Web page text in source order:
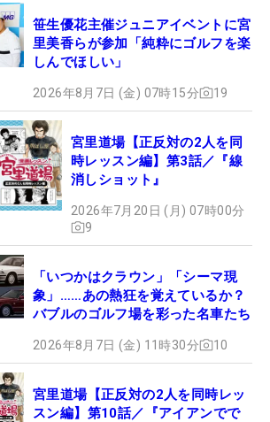
笹生優花主催ジュニアイベントに宮
里美香らが参加「純粋にゴルフを楽
しんでほしい」
2026年8月7日 (金) 07時15分 19
宮里道場【正反対の2人を同
時レッスン編】第3話／『線
消しショット』
2026年7月20日 (月) 07時00分
9
「いつかはクラウン」「シーマ現
象」……あの熱狂を覚えているか？
バブルのゴルフ場を彩った名車たち
2026年8月7日 (金) 11時30分 10
宮里道場【正反対の2人を同時レッ
スン編】第10話／『アイアンでで